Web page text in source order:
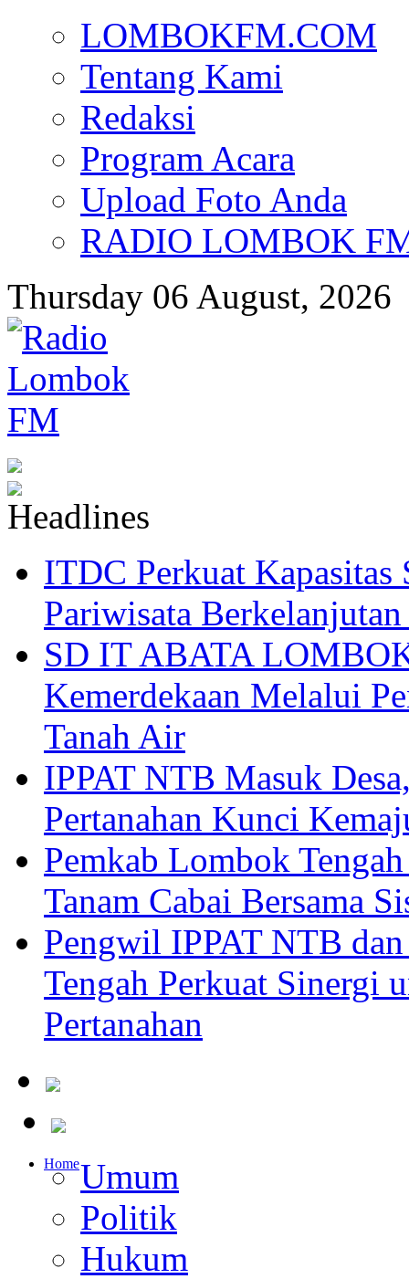
LOMBOKFM.COM
Tentang Kami
Redaksi
Program Acara
Upload Foto Anda
RADIO LOMBOK
Thursday 06 August, 2026
ITDC Perkuat
Pariwisata
SD IT ABATA
Kemerdekaan Melalui
Tanah Air
IPPAT NTB Masuk
Pertanahan Kunci
Pemkab Lombok
Tanam Cabai Bersama
Pengwil IPPAT NTB
Tengah Perkuat Sinergi
Pertanahan
HomeUmum
Politik
Hukum